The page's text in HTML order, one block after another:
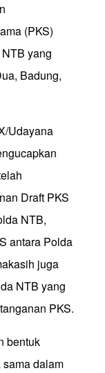
(PKS)
yang
Badung,
Udayana
Draft PKS
NTB,
antara Polda
juga
NTB yang
PKS.
bentuk
dalam